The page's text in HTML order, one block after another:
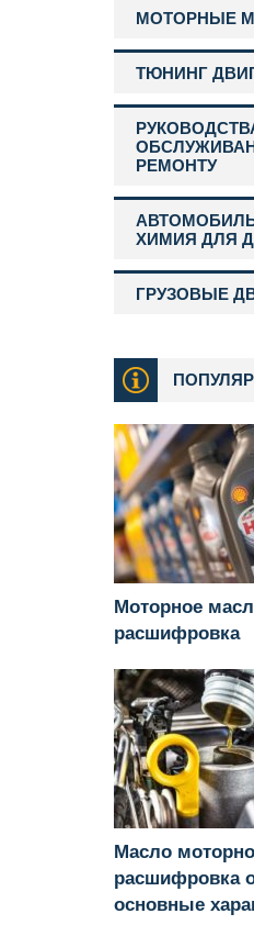
МОТОРНЫЕ
ТЮНИНГ
РЕМОНТУ
ХИМИЯ ДЛЯ
ГРУЗОВЫЕ
Моторное
расшифровка
Масло
расшифровка
основные